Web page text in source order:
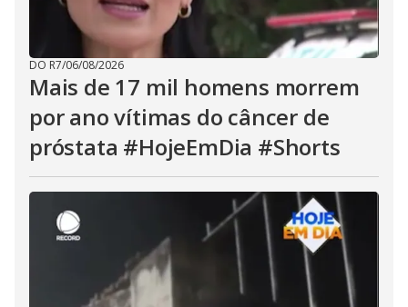
DO R7/06/08/2026
Mais de 17 mil homens morrem
por ano vítimas do câncer de
próstata #HojeEmDia #Shorts